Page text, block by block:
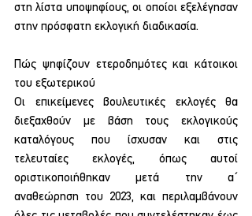
στη λίστα υποψηφίους, οι οποίοι εξελέγησαν
στην πρόσφατη εκλογική διαδικασία.
Πώς ψηφίζουν ετεροδημότες και κάτοικοι
του εξωτερικού
Οι επικείμενες βουλευτικές εκλογές θα
διεξαχθούν με βάση τους εκλογικούς
καταλόγους που ίσχυσαν και στις
τελευταίες εκλογές, όπως αυτοί
οριστικοποιήθηκαν μετά την α΄
αναθεώρηση του 2023, και περιλαμβάνουν